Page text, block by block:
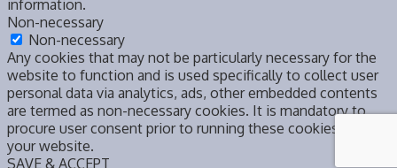
information.
Non-necessary
Non-necessary
Any cookies that may not be particularly necessary for the
website to function and is used specifically to collect user
personal data via analytics, ads, other embedded contents
are termed as non-necessary cookies. It is mandatory to
procure user consent prior to running these cookies on
your website.
SAVE & ACCEPT